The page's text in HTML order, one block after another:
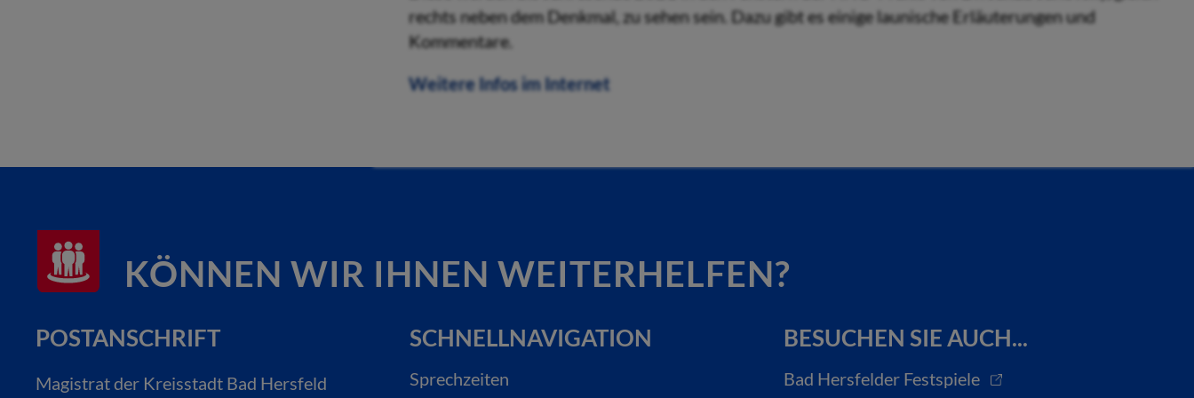
rechts neben dem Denkmal, zu sehen sein. Dazu gibt es einige launische Erläuterungen und
Kommentare.
Weitere Infos im Internet
KÖNNEN WIR IHNEN WEITERHELFEN?
POSTANSCHRIFT
Magistrat der Kreisstadt Bad Hersfeld
SCHNELLNAVIGATION
Sprechzeiten
BESUCHEN SIE AUCH...
Bad Hersfelder Festspiele